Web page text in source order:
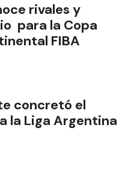
rivales y
para la Copa
FIBA
concretó el
la Liga Argentina